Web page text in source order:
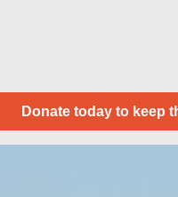
Donate today to keep